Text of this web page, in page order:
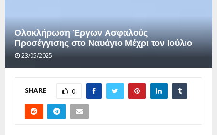
Ολοκλήρωση Έργων Ασφαλούς
Προσέγγισης στο Ναυάγιο Μέχρι τον Ιούλιο
23/05/2025
SHARE 0